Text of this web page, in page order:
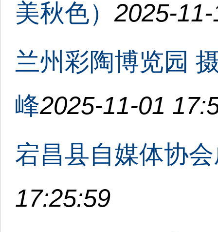
美秋色） 2025-
兰州彩陶博览园
峰2025-11-01
宕昌县自媒体协
17:25:59